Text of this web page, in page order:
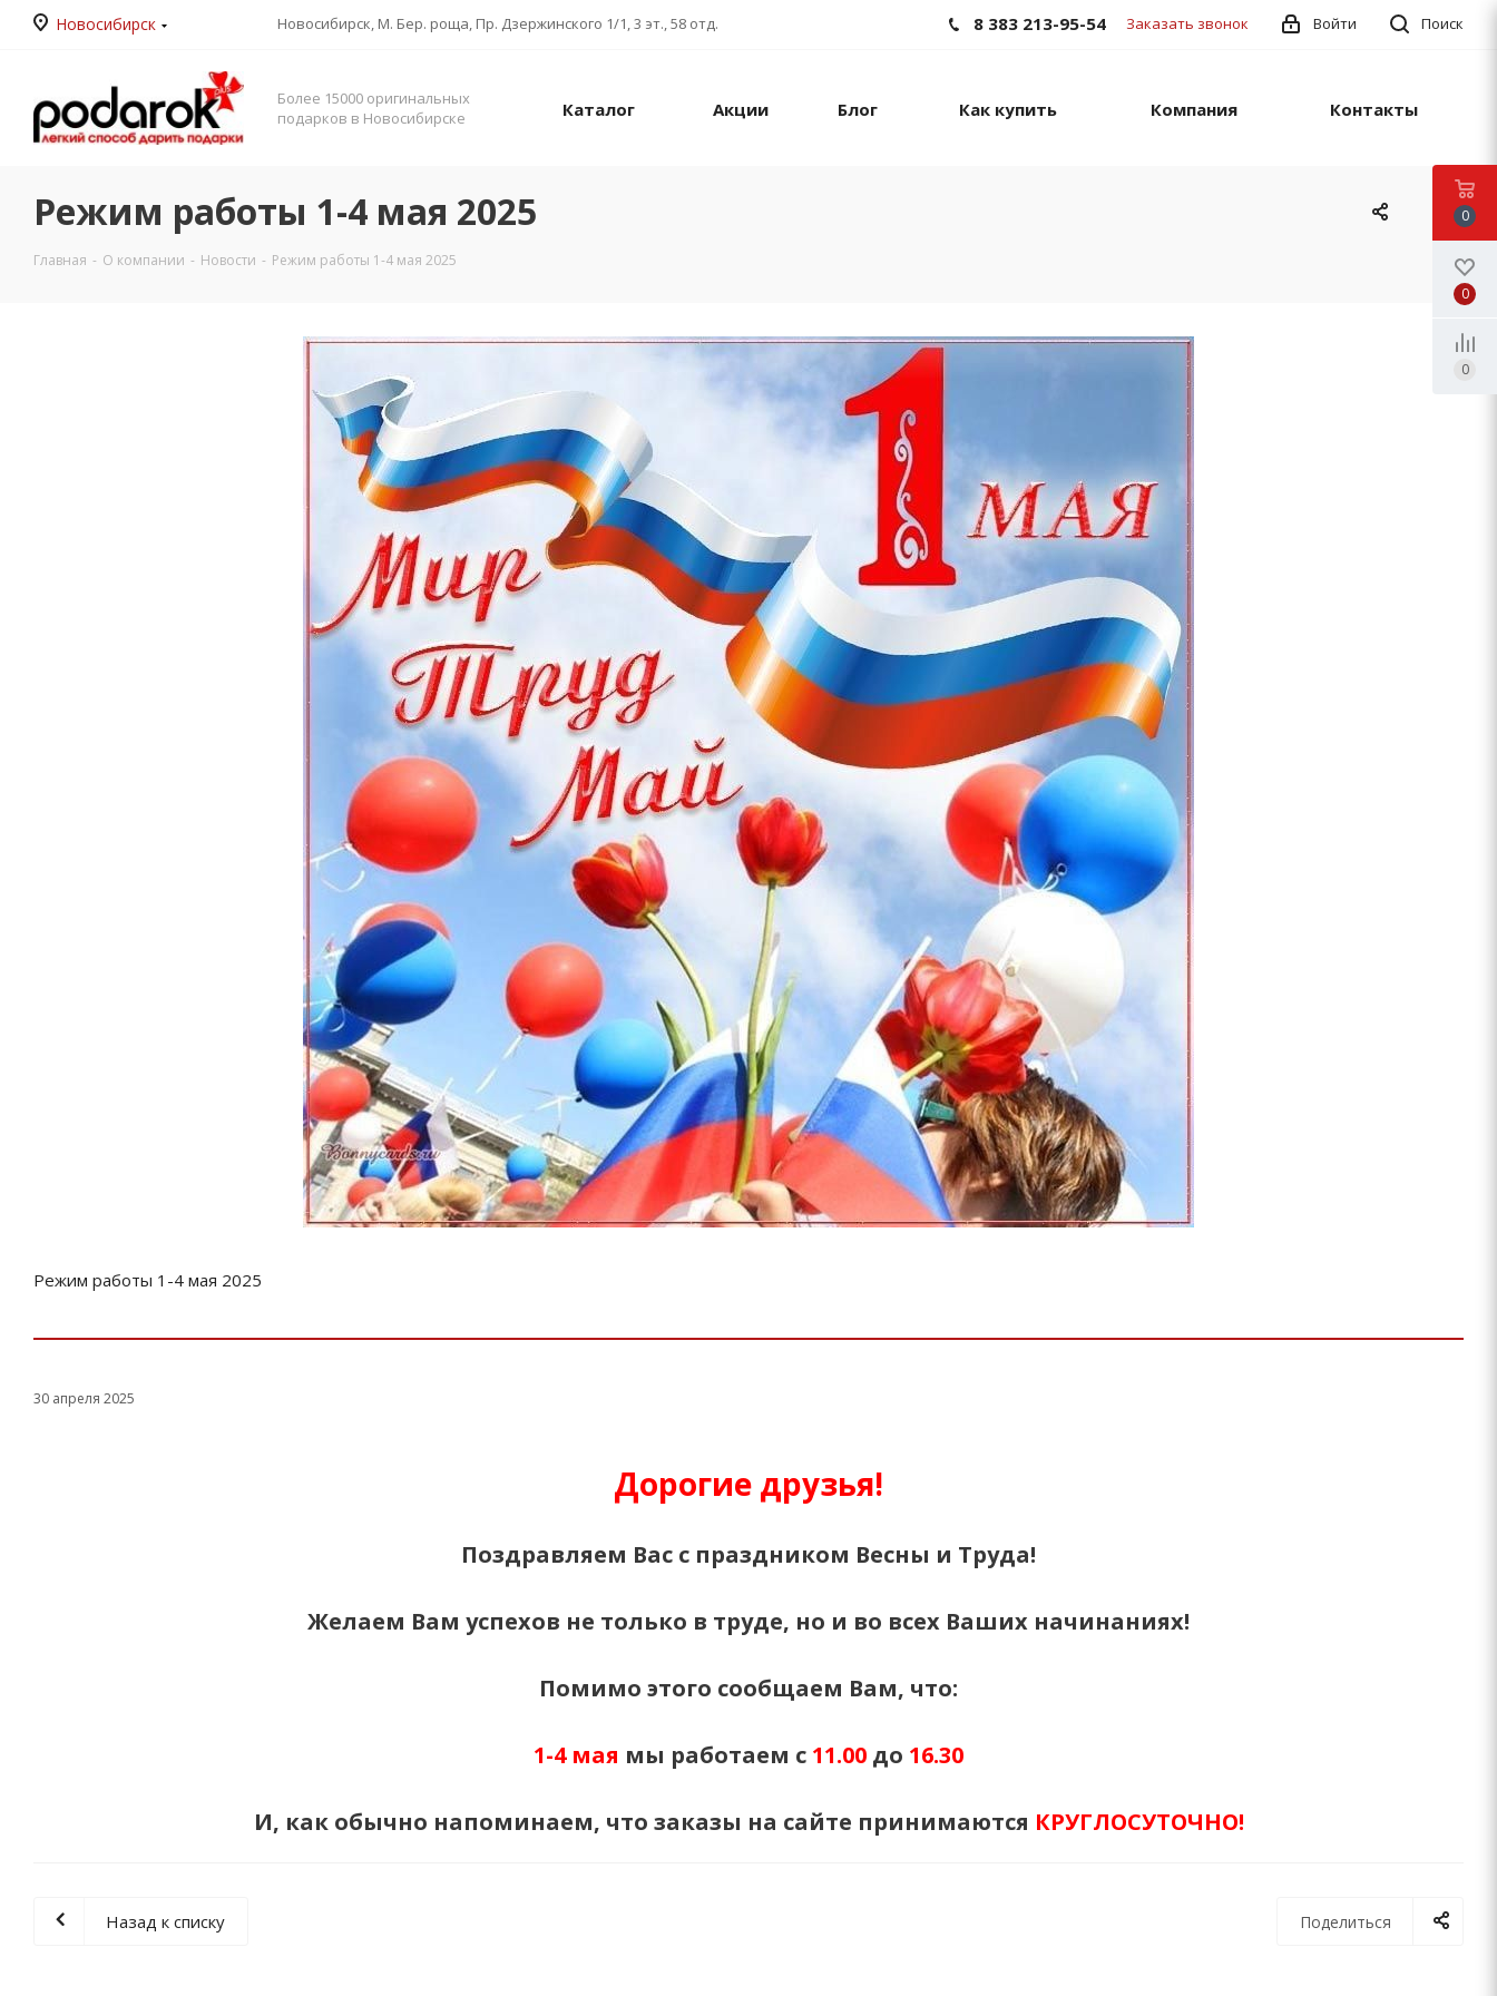
Новосибирск Новосибирск, М. Бер. роща, Пр. Дзержинского 1/1, 3 эт., 58 отд. Поиск
Войти
8 383 213-95-54 Заказать звонок
Более 15000 оригинальных
подарков в Новосибирске
Каталог Акции Блог Как купить Компания Контакты
Режим работы 1-4 мая 2025
Главная - О компании - Новости - Режим работы 1-4 мая 2025
Режим работы 1-4 мая 2025
30 апреля 2025
Дорогие друзья!
Поздравляем Вас с праздником Весны и Труда!
Желаем Вам успехов не только в труде, но и во всех Ваших начинаниях!
Помимо этого сообщаем Вам, что:
1-4 мая мы работаем с 11.00 до 16.30
И, как обычно напоминаем, что заказы на сайте принимаются КРУГЛОСУТОЧНО!
Поделиться
Назад к списку
0
0
0